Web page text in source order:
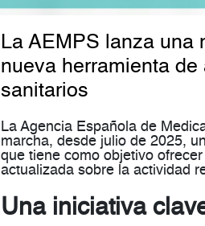
La AEMPS lanza una
nueva herramienta
sanitarios
La Agencia Española de
marcha, desde julio de 2025,
que tiene como objetivo
actualizada sobre la actividad
Una iniciativa